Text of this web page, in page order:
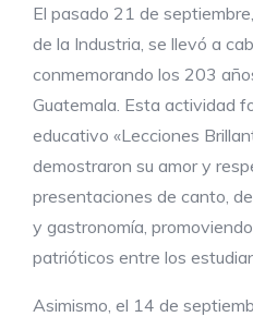
El pasado 21 de
de la Industria, se llevó a
conmemorando los 203
Guatemala. Esta actividad
educativo «Lecciones
demostraron su amor y
presentaciones de canto,
y gastronomía,
patrióticos entre los
Asimismo, el 14 de